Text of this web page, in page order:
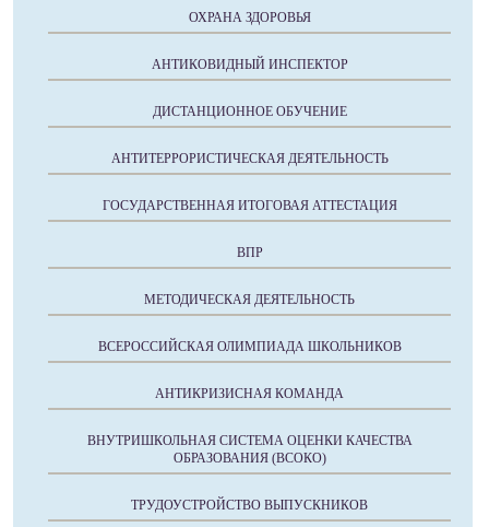
ОХРАНА ЗДОРОВЬЯ
АНТИКОВИДНЫЙ ИНСПЕКТОР
ДИСТАНЦИОННОЕ ОБУЧЕНИЕ
АНТИТЕРРОРИСТИЧЕСКАЯ ДЕЯТЕЛЬНОСТЬ
ГОСУДАРСТВЕННАЯ ИТОГОВАЯ АТТЕСТАЦИЯ
ВПР
МЕТОДИЧЕСКАЯ ДЕЯТЕЛЬНОСТЬ
ВСЕРОССИЙСКАЯ ОЛИМПИАДА ШКОЛЬНИКОВ
АНТИКРИЗИСНАЯ КОМАНДА
ВНУТРИШКОЛЬНАЯ СИСТЕМА ОЦЕНКИ КАЧЕСТВА
ОБРАЗОВАНИЯ (ВСОКО)
ТРУДОУСТРОЙСТВО ВЫПУСКНИКОВ